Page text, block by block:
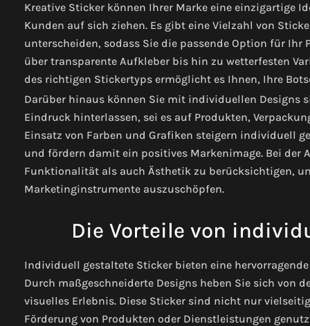
Kreative Sticker können Ihrer Marke eine einzigartige
Kunden auf sich ziehen. Es gibt eine Vielzahl von
unterscheiden, sodass Sie die passende Option für
über transparente Aufkleber bis hin zu wetterfesten
des richtigen Stickertyps ermöglicht es Ihnen, Ihre
Darüber hinaus können Sie mit individuellen Designs
Eindruck hinterlassen, sei es auf Produkten,
Einsatz von Farben und Grafiken steigern individuell
und fördern damit ein positives Markenimage. Bei der
Funktionalität als auch Ästhetik zu berücksichtigen,
Marketinginstrumente auszuschöpfen.
Die Vorteile von
Individuell gestaltete Sticker bieten eine
Durch maßgeschneiderte Designs heben Sie sich von
visuelles Erlebnis. Diese Sticker sind nicht nur
Förderung von Produkten oder Dienstleistungen